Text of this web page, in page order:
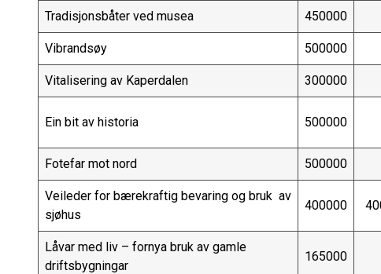
Tradisjonsbåter ved musea 450000
Vibrandsøy 500000
Vitalisering av Kaperdalen 300000
Ein bit av historia 500000
Fotefar mot nord 500000
Veileder for bærekraftig bevaring og bruk av
sjøhus
400000
Låvar med liv – fornya bruk av gamle
driftsbygningar
165000